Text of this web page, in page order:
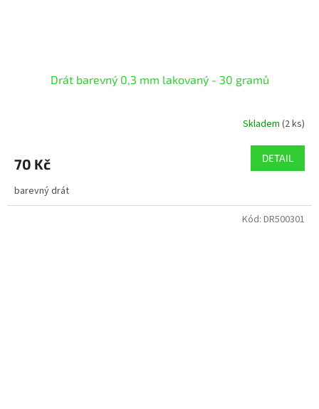
Drát barevný 0,3 mm lakovaný - 30 gramů
Skladem (2 ks)
70 Kč DETAIL
barevný drát
Kód: DR500301